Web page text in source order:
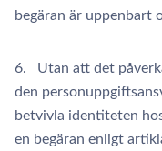
begäran är uppenbart
6. Utan att det
den
betvivla identiteten
en begäran enligt